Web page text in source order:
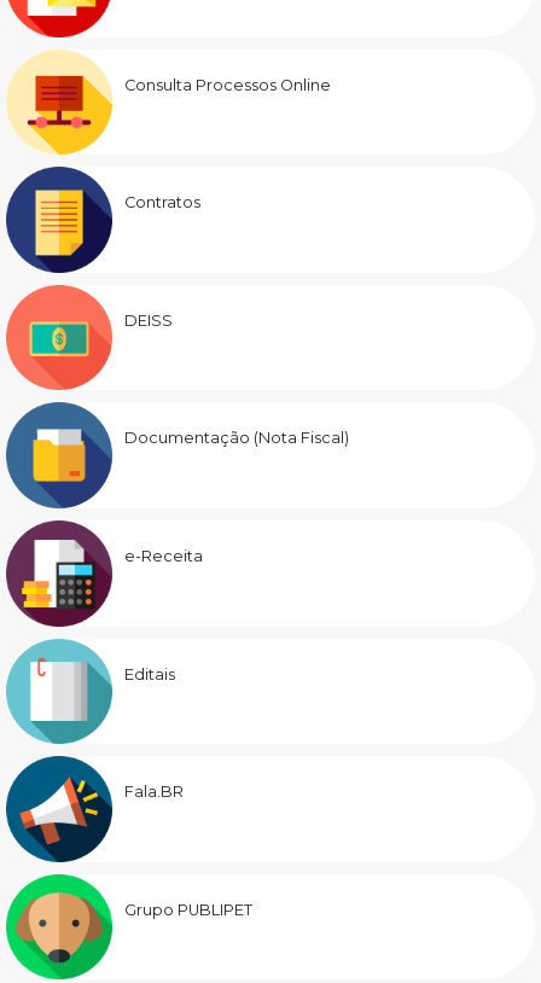
Consulta Processos Online
Contratos
DEISS
Documentação (Nota Fiscal)
e-Receita
Editais
Fala.BR
Grupo PUBLIPET